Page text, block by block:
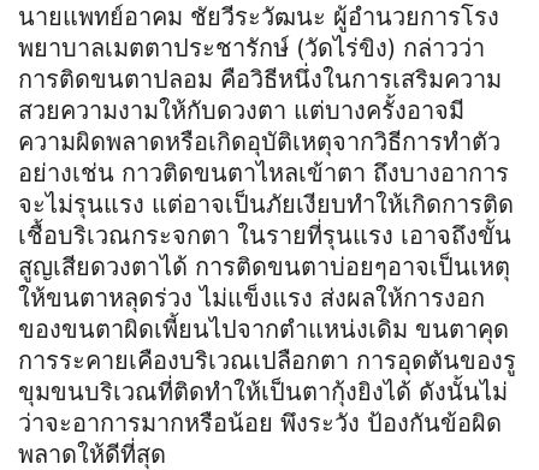
นายแพทย์อาคม ชัยวีระวัฒนะ ผู้อำนวยการโรง
พยาบาลเมตตาประชารักษ์ (วัดไร่ขิง) กล่าวว่า
การติดขนตาปลอม คือวิธีหนึ่งในการเสริมความ
สวยความงามให้กับดวงตา แต่บางครั้งอาจมี
ความผิดพลาดหรือเกิดอุบัติเหตุจากวิธีการทำตัว
อย่างเช่น กาวติดขนตาไหลเข้าตา ถึงบางอาการ
จะไม่รุนแรง แต่อาจเป็นภัยเงียบทำให้เกิดการติด
เชื้อบริเวณกระจกตา ในรายที่รุนแรง เอาจถึงขั้น
สูญเสียดวงตาได้ การติดขนตาบ่อยๆอาจเป็นเหตุ
ให้ขนตาหลุดร่วง ไม่แข็งแรง ส่งผลให้การงอก
ของขนตาผิดเพี้ยนไปจากตำแหน่งเดิม ขนตาคุด
การระคายเคืองบริเวณเปลือกตา การอุดตันของรู
ขุมขนบริเวณที่ติดทำให้เป็นตากุ้งยิงได้ ดังนั้นไม่
ว่าจะอาการมากหรือน้อย พึงระวัง ป้องกันข้อผิด
พลาดให้ดีที่สุด